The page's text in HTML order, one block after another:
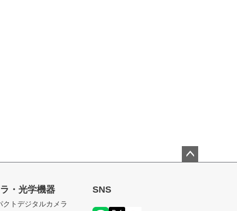
・光学機器
クトデジタルカメラ
SNS